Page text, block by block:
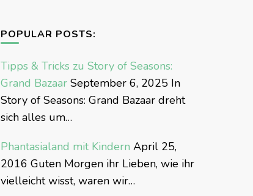
POPULAR POSTS:
Tipps & Tricks zu Story of Seasons:
Grand BazaarSeptember 6, 2025 In
Story of Seasons: Grand Bazaar dreht
sich alles um…
Phantasialand mit Kindern April 25,
2016 Guten Morgen ihr Lieben, wie ihr
vielleicht wisst, waren wir…